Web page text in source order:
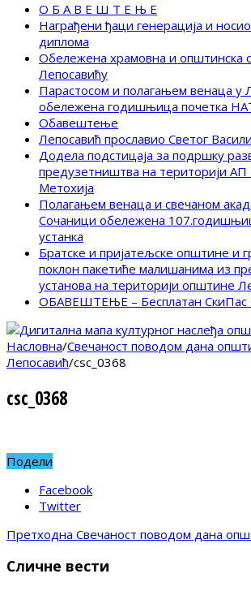
О Б А В Е Ш Т Е Њ Е
Награђени ђаци генерација и
диплома
Обележена храмовна и општинска
Лепосавићу
Парастосом и полагањем венаца у
обележена годишњица почетка
Обавештење
Лепосавић прославио Светог
Додела подстицаја за подршку
предузетништва на територији АП
Метохија
Полагањем венаца и свечаном
Сочаници обележена
устанка
Братске и пријатељске општине и
поклон пакетиће малишанима из
установа на територији општине
ОБАВЕШТЕЊЕ – Бесплатан СкиПас
Насловна/Свечаност поводом дана
Лепосавић/csc_0368
csc_0368
Подели
Facebook
Twitter
Претходна Свечаност поводом дана
Сличне вести